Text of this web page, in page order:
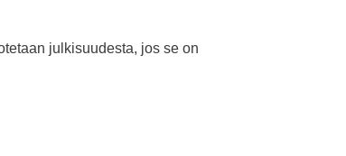
julkisuudesta, jos se on